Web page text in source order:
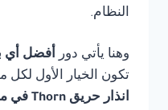
النظام.
وهنا يأتي دور أفضل أي
تكون الخيار الأول
انذار حريق Thorn في مصر